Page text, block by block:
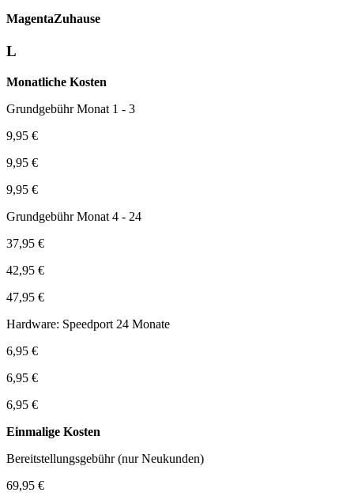
Magenta­Zuhause
L
Monatliche Kosten
Grundgebühr Monat 1 - 3
9,95 €
9,95 €
9,95 €
Grundgebühr Monat 4 - 24
37,95 €
42,95 €
47,95 €
Hardware: Speedport 24 Monate
6,95 €
6,95 €
6,95 €
Einmalige Kosten
Bereitstellungsgebühr (nur Neukunden)
69,95 €